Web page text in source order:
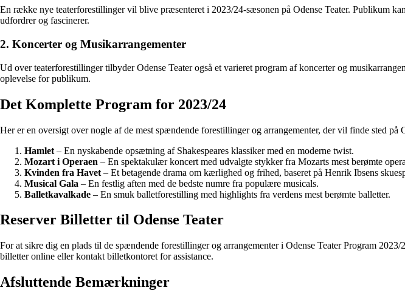
En række nye teaterforestillinger vil blive præsenteret i 2023/24-sæsonen på Odense Teater. Publikum
udfordrer og fascinerer.
2. Koncerter og Musikarrangementer
Ud over teaterforestillinger tilbyder Odense Teater også et varieret program af koncerter og
oplevelse for publikum.
Det Komplette Program for 2023/24
Her er en oversigt over nogle af de mest spændende forestillinger og arrangementer, der vil finde sted på
Hamlet – En nyskabende opsætning af Shakespeares klassiker med en moderne twist.
Mozart i Operaen – En spektakulær koncert med udvalgte stykker fra Mozarts mest berømte
Kvinden fra Havet – Et betagende drama om kærlighed og frihed, baseret på Henrik Ibsens
Musical Gala – En festlig aften med de bedste numre fra populære musicals.
Balletkavalkade – En smuk balletforestilling med highlights fra verdens mest berømte balletter.
Reserver Billetter til Odense Teater
For at sikre dig en plads til de spændende forestillinger og arrangementer i Odense Teater Program
billetter online eller kontakt billetkontoret for assistance.
Afsluttende Bemærkninger